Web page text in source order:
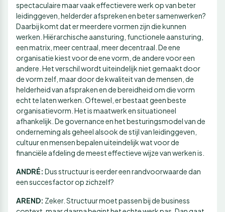
spectaculaire maar vaak effectievere werk op van beter
leidinggeven, helderder afspreken en beter samenwerken?
Daarbij komt dat er meerdere vormen zijn die kunnen
werken. Hiërarchische aansturing, functionele aansturing,
een matrix, meer centraal, meer decentraal. De ene
organisatie kiest voor de ene vorm, de andere voor een
andere. Het verschil wordt uiteindelijk niet gemaakt door
de vorm zelf, maar door de kwaliteit van de mensen, de
helderheid van afspraken en de bereidheid om die vorm
echt te laten werken. Oftewel, er bestaat geen beste
organisatievorm. Het is maatwerk en situationeel
afhankelijk. De governance en het besturingsmodel van de
onderneming als geheel alsook de stijl van leidinggeven,
cultuur en mensen bepalen uiteindelijk wat voor de
financiële afdeling de meest effectieve wijze van werken is.
ANDRÉ: Dus structuur is eerder een randvoorwaarde dan
een succesfactor op zichzelf?
AREND: Zeker. Structuur moet passen bij de business